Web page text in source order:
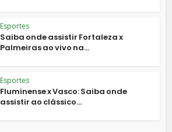
Esportes
Saiba onde assistir Fortaleza x
Palmeiras ao vivo na...
Esportes
Fluminense x Vasco: Saiba onde
assistir ao clássico...